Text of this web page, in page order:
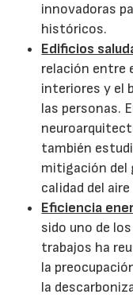
innovadoras
históricos.
Edificios
relación entre
interiores y el
las personas.
también
mitigación del
calidad del
Eficiencia
sido uno de
trabajos ha
la
la